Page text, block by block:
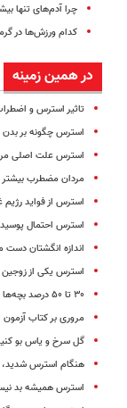
چرا آدم‌های تنها
کدام ورزش‌ها در
در همین زمینه
تاثیر استرس و
استرس چگونه بر بدن
استرس علت اصلی مرگ
مردان مضطرب بیشتر
استرس از فواید
استرس احتمال
اندازه انگشتان
استرس یکی از
۳۰ تا ۵۰ درصد بچه‌ها در سن رشد دچار تنش می‌شوند
مروری بر کتاب
گل سرخ و یاس بو
هنگام استرس شدید، مصرف ۱۰ ماده غذایی
استرس همیشه بد